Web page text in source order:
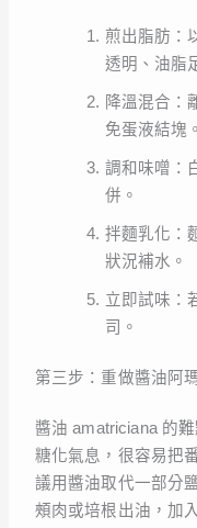
煎出脂肪：
透明、油脂
降溫混合：
免蛋液結塊。
調和味噌：
併。
拌麵乳化：
狀況補水。
立即試味：
司。
第三步：重做醬油阿
醬油 amatriciana 的
糖化氣息，很容易把
議用醬油取代一部分
頰肉或培根出油，加